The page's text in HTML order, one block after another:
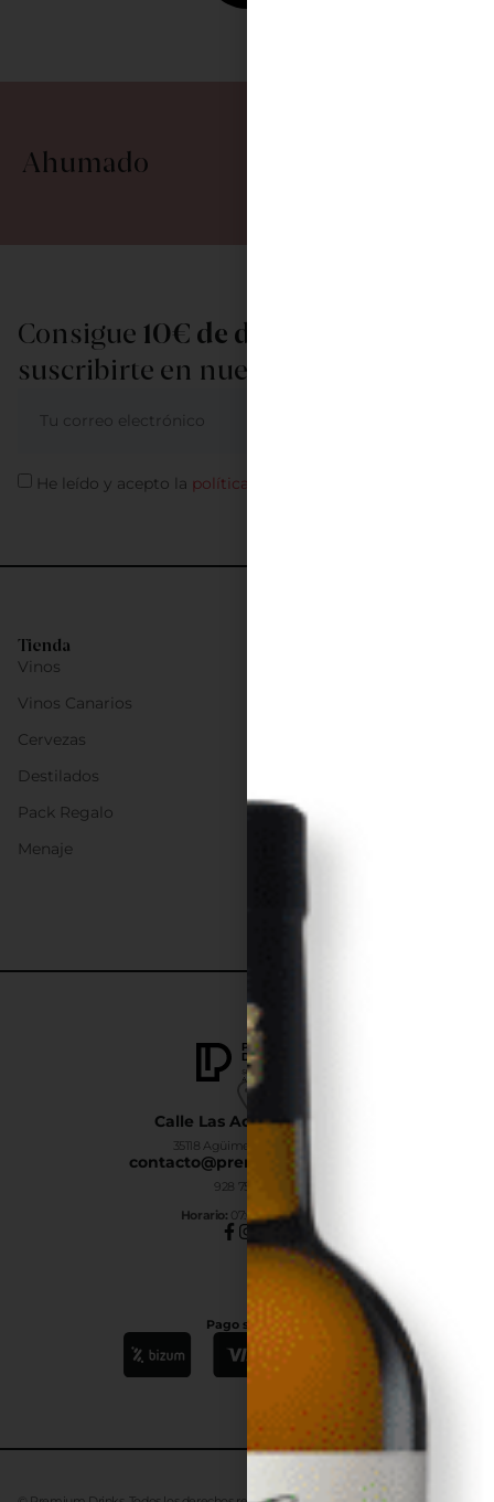
Ahumado
Calle Las Adelfas Nº6-B
35118 Agüimes, Las Palmas
contacto@premiumdrinks.es
928 754 363
Horario: 07:00h a 15:00h
Pago seguro
Tienda
Vinos
Vinos Canarios
Cervezas
Destilados
Pack Regalo
Menaje
Consigue 10€ de descuento
suscribirte en nuestra newsletter
He leído y acepto la política de privacidad